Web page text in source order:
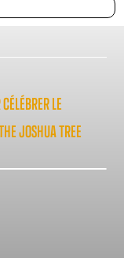
LE
JOSHUA TREE